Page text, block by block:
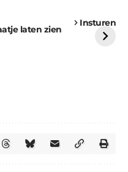
Insturen
laten zien
uitdaging